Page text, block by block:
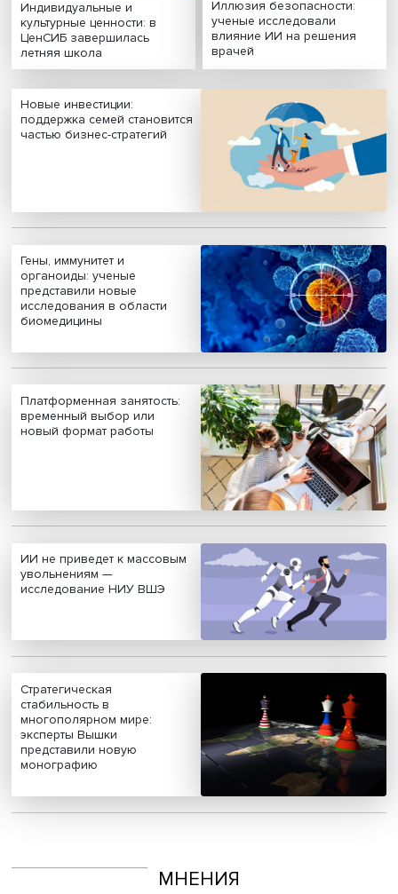
Индивидуальные и
культурные ценности: в
ЦенСИБ завершилась
Иллюзия
ученые исследовали
влияние ИИ на
врачей
Новые инвестиции:
частью бизнес-стратегий
Гены, иммунитет и
органоиды: ученые
представили новые
Платформенная занятость:
временный выбор или
новый формат работы
ИИ не приведет к массовым
увольнениям —
исследование НИУ ВШЭ